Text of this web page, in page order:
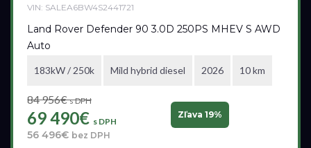
VIN: SALEA6BW4S2441721
Land Rover Defender 90 3.0D 250PS MHEV S AWD
Auto
183kW / 250k Mild hybrid diesel 2026 10 km
84 956€s DPH
69 490€ s DPH
56 496€ bez DPH
Zľava 19%